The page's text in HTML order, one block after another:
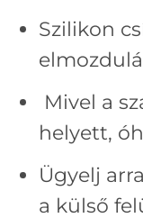
Szilikon
Mivel a
helyett,
Ügyelj
a külső